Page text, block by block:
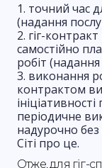
точний час
(надання
гіг-контракт
самостійно
робіт (надання
виконання
контрактом
періодичне
надурочно
Сіті про це.
Отже, для гіг-